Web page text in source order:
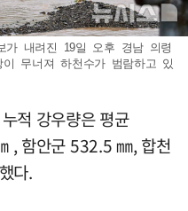
가 내려진 19일 오후 경남 의령
무너져 하천수가 범람하고 있
적 강우량은 평균
, 함안군 532.5 ㎜, 합천
다.